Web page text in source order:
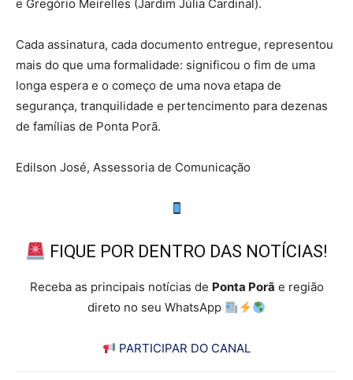
e Gregório Meirelles (Jardim Júlia Cardinal).
Cada assinatura, cada documento entregue, representou
mais do que uma formalidade: significou o fim de uma
longa espera e o começo de uma nova etapa de
segurança, tranquilidade e pertencimento para dezenas
de famílias de Ponta Porã.
Edilson José, Assessoria de Comunicação
FIQUE POR DENTRO DAS NOTÍCIAS!
Receba as principais notícias de Ponta Porã e região
direto no seu WhatsApp
PARTICIPAR DO CANAL